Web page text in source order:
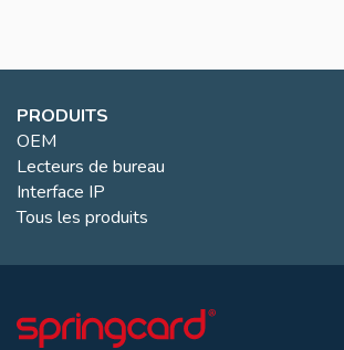
PRODUITS
OEM
Lecteurs de bureau
Interface IP
Tous les produits